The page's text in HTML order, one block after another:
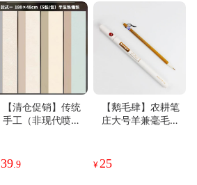
皆宜 观音山杯定制
纪念款，刻字品质
创作、投展
【清仓促销】传统
手工（非现代喷墨
粉彩宣20张原价18
39 .9
【鹅毛肆】农耕笔
庄大号羊兼毫毛
杆，单支装（观音
¥ 25